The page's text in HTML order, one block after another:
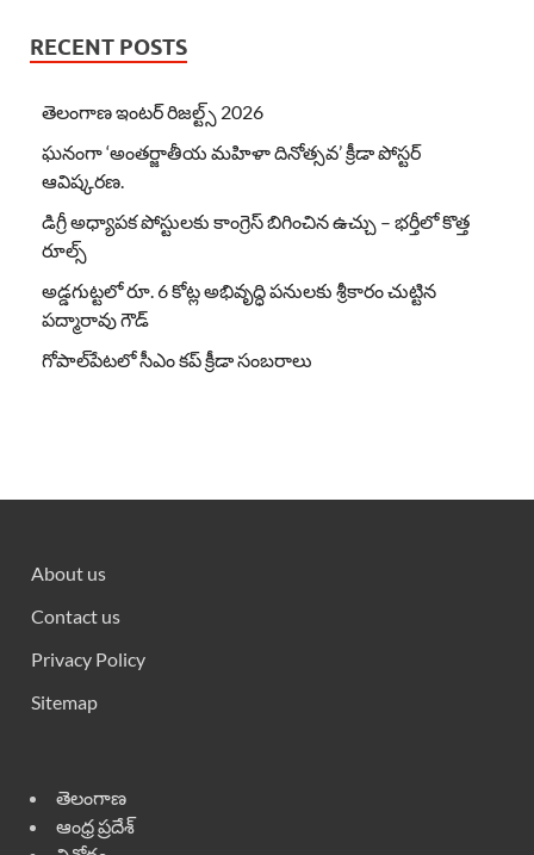
RECENT POSTS
తెలంగాణ ఇంటర్ రిజల్ట్స్ 2026
ఘనంగా ‘అంతర్జాతీయ మహిళా దినోత్సవ’ క్రీడా పోస్టర్
ఆవిష్కరణ.
డిగ్రీ అధ్యాపక పోస్టులకు కాంగ్రెస్ బిగించిన ఉచ్చు – భర్తీలో కొత్త
రూల్స్
అడ్డగుట్టలో రూ. 6 కోట్ల అభివృద్ధి పనులకు శ్రీకారం చుట్టిన
పద్మారావు గౌడ్
గోపాల్‌పేటలో సీఎం కప్ క్రీడా సంబరాలు
About us
Contact us
Privacy Policy
Sitemap
తెలంగాణ
ఆంధ్ర ప్రదేశ్